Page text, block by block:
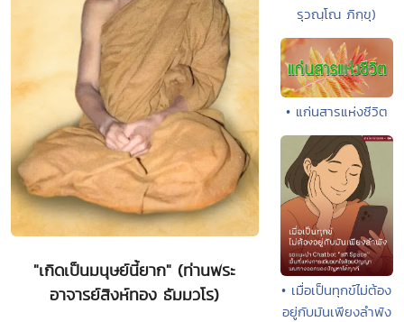
"เกิดเป็นมนุษย์นี้ยาก" (ท่านพระ
อาจารย์สิงห์ทอง ธัมมวโร)
รุวณฺโณ ภิกฺขุ)
• แก่นสารแห่งชีวิต
• เมื่อเป็นทุกข์ไม่ต้อง
อยู่กับมันเพียงลำพัง